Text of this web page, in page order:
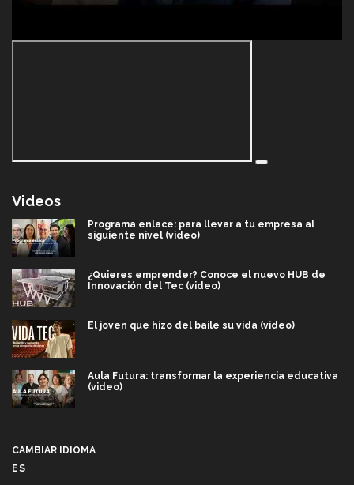
Videos
Programa enlace: para llevar a tu empresa al
siguiente nivel (video)
¿Quieres emprender? Conoce el nuevo HUB de
Innovación del Tec (video)
El joven que hizo del baile su vida (video)
Aula Futura: transformar la experiencia educativa
(video)
CAMBIAR IDIOMA
ES